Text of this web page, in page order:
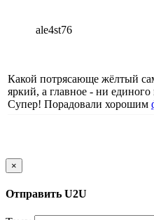
ale4st76
Какой потрясающе жёлтый
яркий, а главное - ни
Супер! Порадовали хорошим
×
Отправить U2U